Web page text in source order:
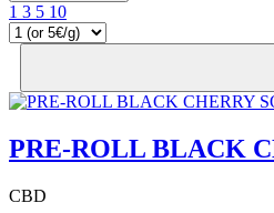
1 3 5 10
PRE-ROLL BLACK
CBD